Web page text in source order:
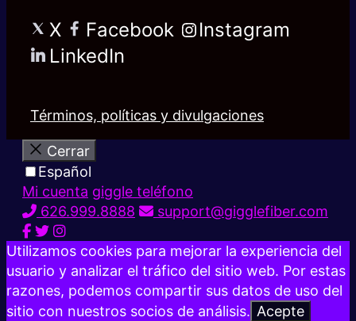
X Facebook
Instagram
LinkedIn
Términos, políticas y divulgaciones
Cerrar
Español
Mi cuenta giggle teléfono
626.999.8888
support@gigglefiber.com
Utilizamos cookies para mejorar la experiencia del
usuario y analizar el tráfico del sitio web. Por estas
razones, podemos compartir sus datos de uso del
sitio con nuestros socios de análisis. Acepte